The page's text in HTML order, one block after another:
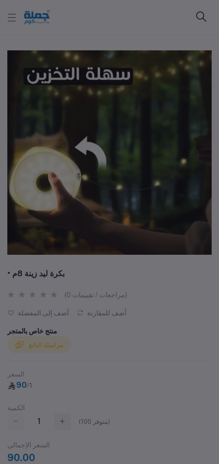
• بكرة ليد زينة 8م
(0 مراجعات / تقييمات)
أضف إلى المفضلة أضف للمقارنة
منتج خاص بالمتجر
مراسلة البائع
السعر
90/1
الكمية
(100 متوفر)
السعر الإجمالي
90.00